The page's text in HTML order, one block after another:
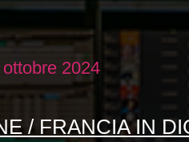
2024
/ FRANCIA IN